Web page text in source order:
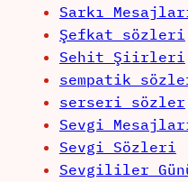
Sarkı
Şefkat sözleri
Sehit Şiirleri
sempatik
serseri sözler
Sevgi
Sevgi Sözleri
Sevgililer